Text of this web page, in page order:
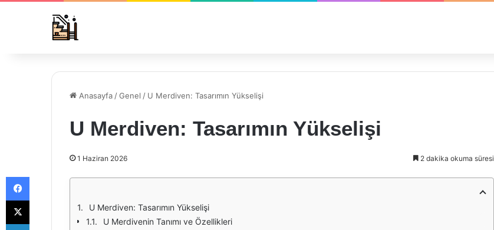
Anasayfa /Genel / U Merdiven: Tasarımın Yükselişi
U Merdiven: Tasarımın Yükselişi
1 Haziran 2026 2 dakika okuma süresi
U Merdiven: Tasarımın Yükselişi
U Merdivenin Tanımı ve Özellikleri
Facebook
X
LinkedIn